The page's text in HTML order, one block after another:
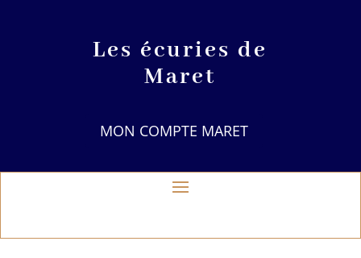
Les écuries de
Maret
MON COMPTE MARET